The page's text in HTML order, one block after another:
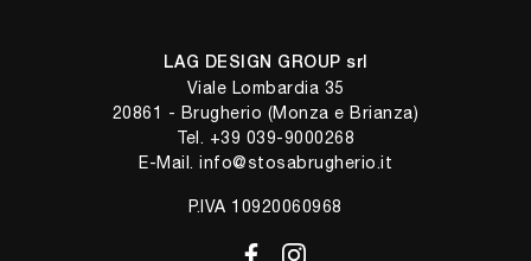
LAG DESIGN GROUP srl
Viale Lombardia 35
20861 - Brugherio (Monza e Brianza)
Tel. +39 039-9000268
E-Mail. info@stosabrugherio.it
P.IVA 10920060968